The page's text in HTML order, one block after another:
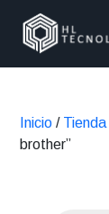
Inicio / Tienda
brother”